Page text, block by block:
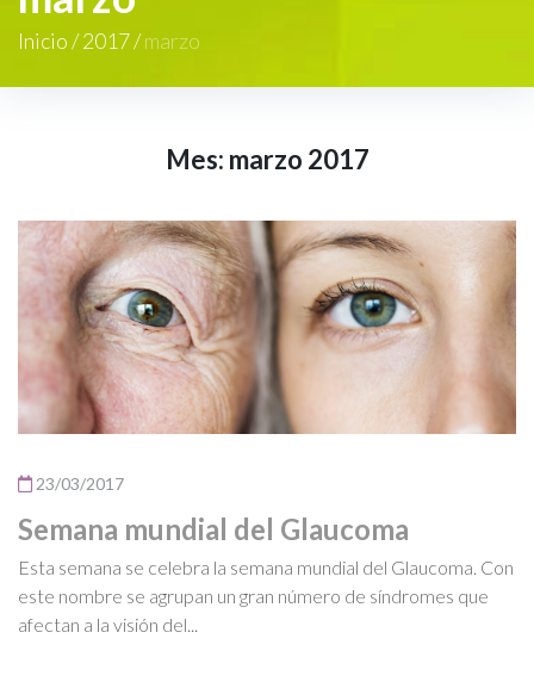
Inicio/2017/marzo
Mes: marzo 2017
23/03/2017
Semana mundial del Glaucoma
Esta semana se celebra la semana mundial del Glaucoma. Con
este nombre se agrupan un gran número de síndromes que
afectan a la visión del...